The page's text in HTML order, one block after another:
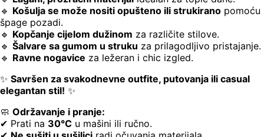
🔹 Košulja se može nositi opušteno ili strukirano pomoću
špage pozadi.
🔹 Kopčanje cijelom dužinom za različite stilove.
🔹 Šalvare sa gumom u struku za prilagodljivo pristajanje.
🔹 Ravne nogavice za ležeran i chic izgled.
✨ Savršen za svakodnevne outfite, putovanja ili casual
elegantan stil! ✨
🧼 Održavanje i pranje:
✔ Prati na 30°C u mašini ili ručno.